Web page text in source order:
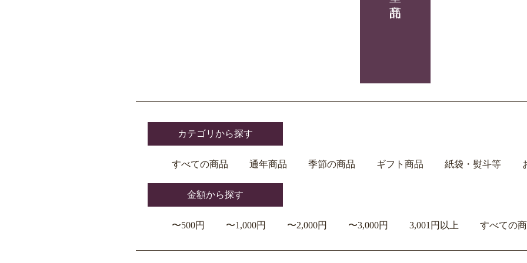
カテゴリから探す
すべての商品 通年商品 季節の商品 ギフト商品 紙袋・熨斗等
金額から探す
〜500円 〜1,000円 〜2,000円 〜3,000円 3,001円以上 すべての